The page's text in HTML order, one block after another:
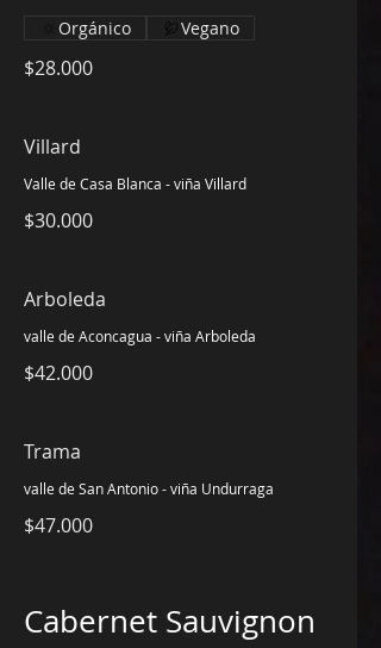
$28.000
Orgánico Vegano
Villard
Valle de Casa Blanca - viña Villard
$30.000
Arboleda
valle de Aconcagua - viña Arboleda
$42.000
Trama
valle de San Antonio - viña Undurraga
$47.000
Cabernet Sauvignon